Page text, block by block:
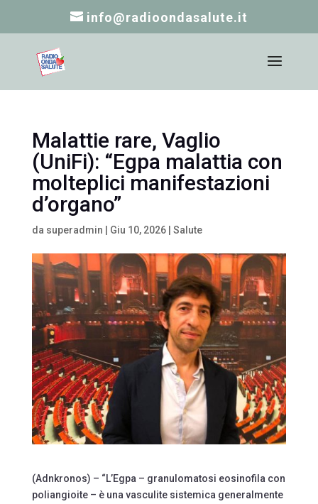
info@radioondasalute.it
Malattie rare, Vaglio
(UniFi): “Egpa malattia con
molteplici manifestazioni
d’organo”
da superadmin Giu 10, 2026| Salute
(Adnkronos) – “L’Egpa – granulomatosi eosinofila con
poliangioite – è una vasculite sistemica generalmente